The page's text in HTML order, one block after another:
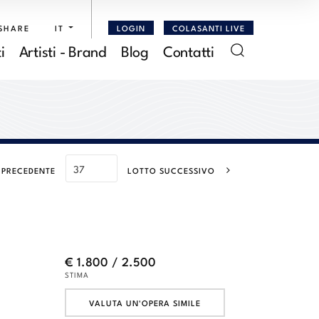
IT LOGIN COLASANTI LIVE
Artisti - Brand Blog Contatti
LOTTO SUCCESSIVO
€ 1.800 / 2.500
STIMA
VALUTA UN'OPERA SIMILE